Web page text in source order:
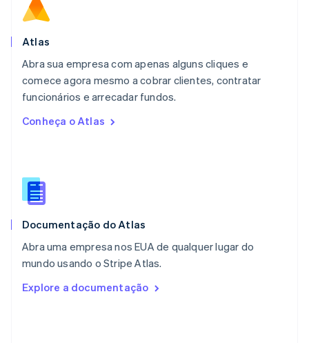
Atlas
Abra sua empresa com apenas alguns cliques e
comece agora mesmo a cobrar clientes, contratar
funcionários e arrecadar fundos.
Conheça o Atlas
Documentação do Atlas
Abra uma empresa nos EUA de qualquer lugar do
mundo usando o Stripe Atlas.
Explore a documentação
English
México
Español
English
Nova Zelândia
English
NederlandsEnglish
Português
RAE de Hong Kong, China
Reino Unido
República Tcheca
English
English